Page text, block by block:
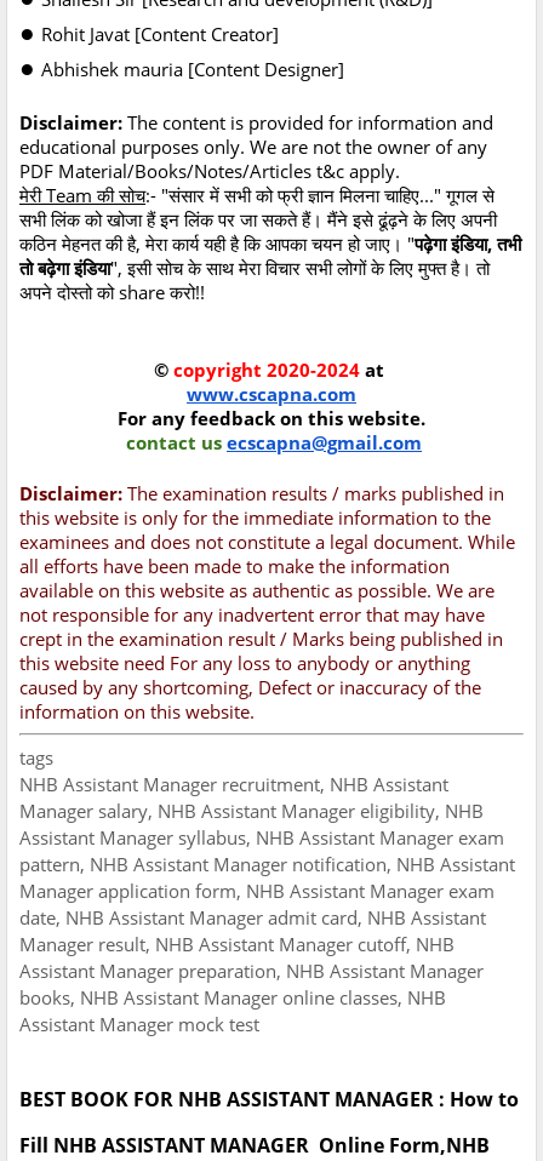
● Rohit Javat [Content Creator]
● Abhishek mauria [Content Designer]
Disclaimer: The content is provided for information and
educational purposes only. We are not the owner of any
PDF Material/Books/Notes/Articles t&c apply.
मेरी Team की सोच:- "संसार में सभी को फ्री ज्ञान मिलना चाहिए..." गूगल से
सभी लिंक को खोजा हैं इन लिंक पर जा सकते हैं। मैंने इसे ढूंढ़ने के लिए अपनी
कठिन मेहनत की है, मेरा कार्य यही है कि आपका चयन हो जाए। "पढ़ेगा इंडिया, तभी
तो बढ़ेगा इंडिया", इसी सोच के साथ मेरा विचार सभी लोगों के लिए मुफ्त है। तो
अपने दोस्तो को share करो!!
© copyright 2020-2024 at
www.cscapna.com
For any feedback on this website.
contact us ecscapna@gmail.com
Disclaimer: The examination results / marks published in
this website is only for the immediate information to the
examinees and does not constitute a legal document. While
all efforts have been made to make the information
available on this website as authentic as possible. We are
not responsible for any inadvertent error that may have
crept in the examination result / Marks being published in
this website need For any loss to anybody or anything
caused by any shortcoming, Defect or inaccuracy of the
information on this website.
tags
NHB Assistant Manager recruitment, NHB Assistant
Manager salary, NHB Assistant Manager eligibility, NHB
Assistant Manager syllabus, NHB Assistant Manager exam
pattern, NHB Assistant Manager notification, NHB Assistant
Manager application form, NHB Assistant Manager exam
date, NHB Assistant Manager admit card, NHB Assistant
Manager result, NHB Assistant Manager cutoff, NHB
Assistant Manager preparation, NHB Assistant Manager
books, NHB Assistant Manager online classes, NHB
Assistant Manager mock test
BEST BOOK FOR NHB ASSISTANT MANAGER : How to
Fill NHB ASSISTANT MANAGER Online Form,NHB